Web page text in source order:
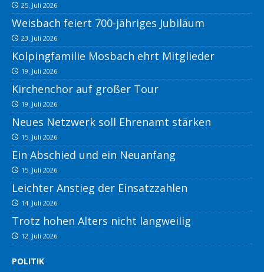
25. Juli 2026
Weisbach feiert 700-jähriges Jubiläum
23. Juli 2026
Kolpingfamilie Mosbach ehrt Mitglieder
19. Juli 2026
Kirchenchor auf großer Tour
19. Juli 2026
Neues Netzwerk soll Ehrenamt stärken
15. Juli 2026
Ein Abschied und ein Neuanfang
15. Juli 2026
Leichter Anstieg der Einsatzzahlen
14. Juli 2026
Trotz hohen Alters nicht langweilig
12. Juli 2026
POLITIK